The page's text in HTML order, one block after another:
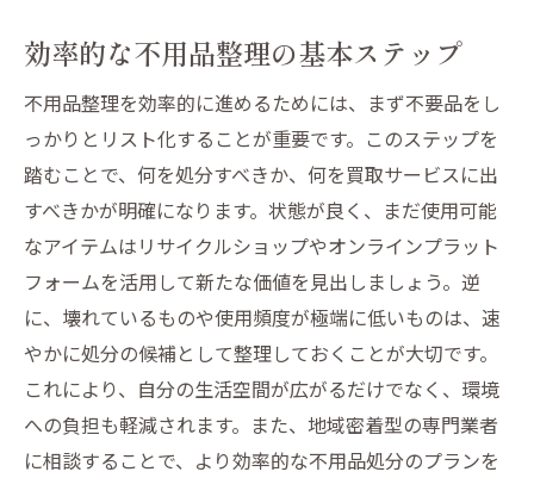
地域密着型買取サービスの選び方
買取を利用した持続可能な生活の実現
買取サービスの利用で得られるメリット
地域の買取業者を選ぶ際のポイント
買取価格を最大化するためのヒント
買取サービスが環境保護に貢献する理由
リサイクルで生まれる新たな価値不用品も活か
す生活術
リサイクルで得られる新しい価値観
不用品を宝物に変えるリサイクルの力
リサイクルを通じた環境への貢献
効率的な不用品整理の基本ステップ
不用品整理を効率的に進めるためには、まず不要品をし
っかりとリスト化することが重要です。このステップを
踏むことで、何を処分すべきか、何を買取サービスに出
すべきかが明確になります。状態が良く、まだ使用可能
なアイテムはリサイクルショップやオンラインプラット
フォームを活用して新たな価値を見出しましょう。逆
に、壊れているものや使用頻度が極端に低いものは、速
やかに処分の候補として整理しておくことが大切です。
これにより、自分の生活空間が広がるだけでなく、環境
への負担も軽減されます。また、地域密着型の専門業者
に相談することで、より効率的な不用品処分のプランを